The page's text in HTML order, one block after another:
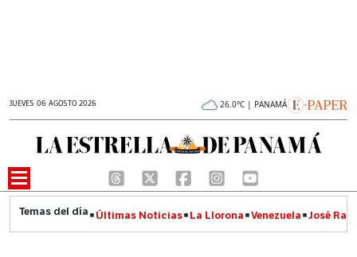
JUEVES 06 AGOSTO 2026 26.0°C | PANAMÁ
Últimas Noticias La Llorona Venezuela José